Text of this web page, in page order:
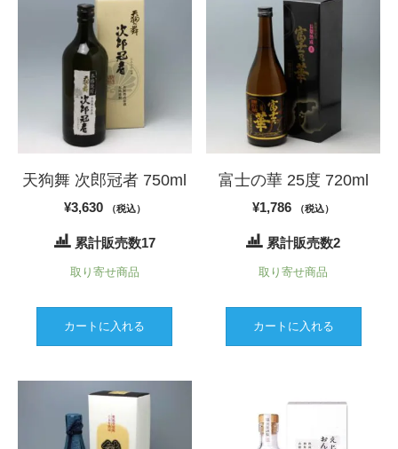
天狗舞 次郎冠者 750ml
¥3,630 （税込）
累計販売数17
取り寄せ商品
カートに入れる
富士の華 25度 720ml
¥1,786 （税込）
累計販売数2
取り寄せ商品
カートに入れる